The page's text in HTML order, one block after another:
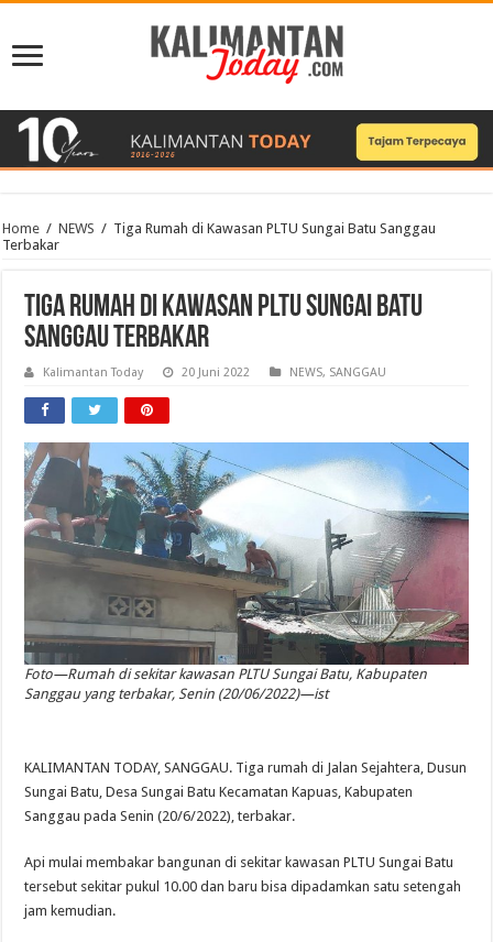
Home / NEWS / Tiga Rumah di Kawasan PLTU Sungai Batu Sanggau
Terbakar
Tiga Rumah di Kawasan PLTU Sungai Batu
Sanggau Terbakar
Kalimantan Today 20 Juni 2022 NEWS, SANGGAU
Foto—Rumah di sekitar kawasan PLTU Sungai Batu, Kabupaten
Sanggau yang terbakar, Senin (20/06/2022)—ist
KALIMANTAN TODAY, SANGGAU. Tiga rumah di Jalan Sejahtera, Dusun
Sungai Batu, Desa Sungai Batu Kecamatan Kapuas, Kabupaten
Sanggau pada Senin (20/6/2022), terbakar.
Api mulai membakar bangunan di sekitar kawasan PLTU Sungai Batu
tersebut sekitar pukul 10.00 dan baru bisa dipadamkan satu setengah
jam kemudian.